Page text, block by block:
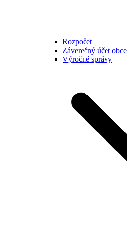
Rozpočet
Záverečný účet obce
Výročné správy